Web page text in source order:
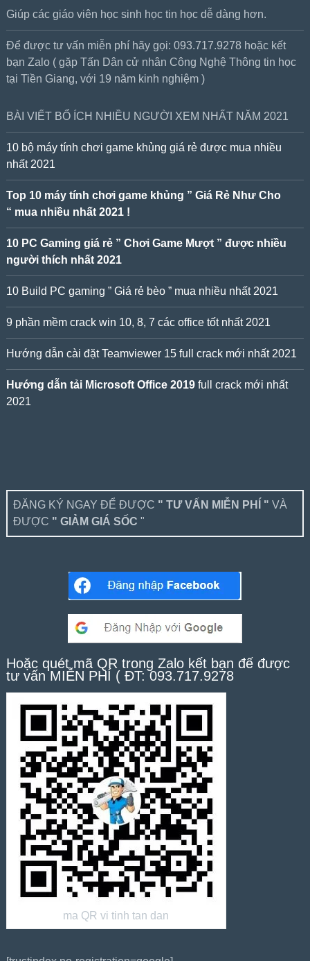
Giúp các giáo viên học sinh học tin học dễ dàng hơn.
Để được tư vấn miễn phí hãy gọi: 093.717.9278 hoặc kết
bạn Zalo ( gặp Tấn Dân cử nhân Công Nghệ Thông tin học
tại Tiền Giang, với 19 năm kinh nghiệm )
BÀI VIẾT BỔ ÍCH NHIỀU NGƯỜI XEM NHẤT NĂM 2021
10 bộ máy tính chơi game khủng giá rẻ được mua nhiều
nhất 2021
Top 10 máy tính chơi game khủng ” Giá Rẻ Như Cho
“ mua nhiều nhất 2021 !
10 PC Gaming giá rẻ ” Chơi Game Mượt ” được nhiều
người thích nhất 2021
10 Build PC gaming ” Giá rẻ bèo ” mua nhiều nhất 2021
9 phần mềm crack win 10, 8, 7 các office tốt nhất 2021
Hướng dẫn cài đặt Teamviewer 15 full crack mới nhất 2021
Hướng dẫn tải Microsoft Office 2019full crack mới nhất
2021
ĐĂNG KÝ NGAY ĐỂ ĐƯỢC " TƯ VẤN MIỄN PHÍ " VÀ
ĐƯỢC " GIẢM GIÁ SỐC "
Hoặc quét mã QR trong Zalo kết bạn để được
tư vấn MIỄN PHÍ ( ĐT: 093.717.9278
ma QR vi tinh tan dan